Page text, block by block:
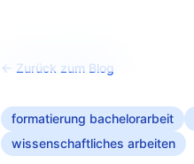
← Zurück zum Blog
formatierung bachelorarbeit
wissenschaftliches arbeiten